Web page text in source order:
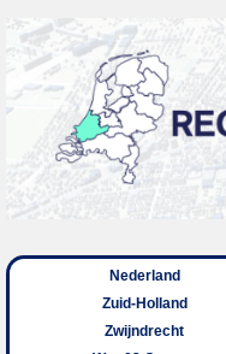
Nederland
Zuid-Holland
Zwijndrecht